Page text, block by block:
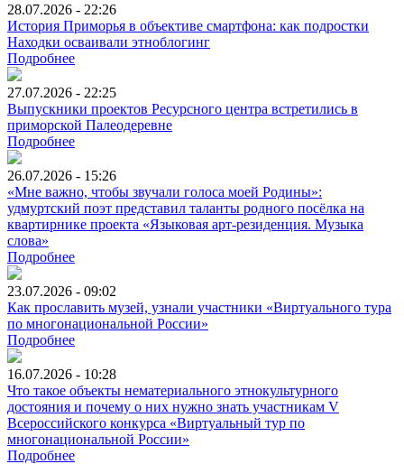
28.07.2026 - 22:26
История Приморья в объективе смартфона: как подростки
Находки осваивали этноблогинг
Подробнее
27.07.2026 - 22:25
Выпускники проектов Ресурсного центра встретились в
приморской Палеодеревне
Подробнее
26.07.2026 - 15:26
«Мне важно, чтобы звучали голоса моей Родины»:
удмуртский поэт представил таланты родного посёлка на
квартирнике проекта «Языковая арт-резиденция. Музыка
слова»
Подробнее
23.07.2026 - 09:02
Как прославить музей, узнали участники «Виртуального тура
по многонациональной России»
Подробнее
16.07.2026 - 10:28
Что такое объекты нематериального этнокультурного
достояния и почему о них нужно знать участникам V
Всероссийского конкурса «Виртуальный тур по
многонациональной России»
Подробнее